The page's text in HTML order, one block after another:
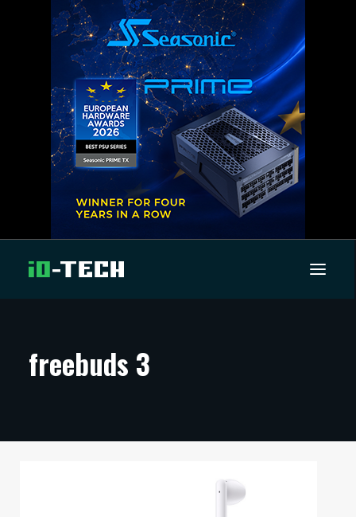
ARTIKKELIT
TECHBBS
freebuds 3